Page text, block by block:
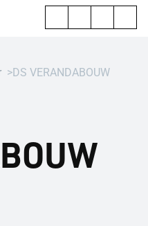
DS VERANDABOUW